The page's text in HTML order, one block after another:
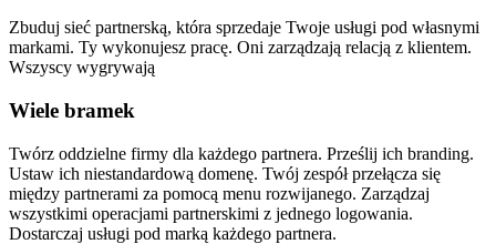
Zbuduj sieć partnerską, która sprzedaje Twoje usługi pod własnymi
markami. Ty wykonujesz pracę. Oni zarządzają relacją z klientem.
Wszyscy wygrywają
Wiele bramek
Twórz oddzielne firmy dla każdego partnera. Prześlij ich branding.
Ustaw ich niestandardową domenę. Twój zespół przełącza się
między partnerami za pomocą menu rozwijanego. Zarządzaj
wszystkimi operacjami partnerskimi z jednego logowania.
Dostarczaj usługi pod marką każdego partnera.